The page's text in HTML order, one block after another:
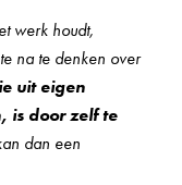
werk houdt,
na te denken over
uit eigen
is door zelf te
dan een